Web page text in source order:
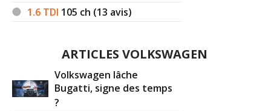
1.6 TDI 105 ch (13 avis)
ARTICLES VOLKSWAGEN
Volkswagen lâche
Bugatti, signe des temps
?